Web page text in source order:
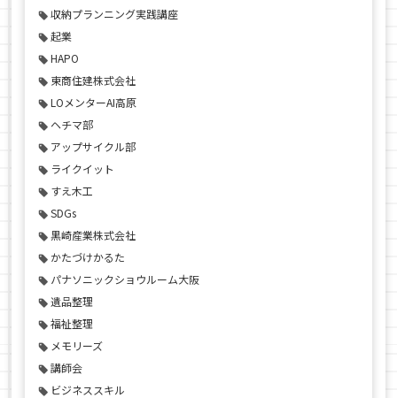
収納プランニング実践講座
起業
HAPO
東商住建株式会社
LOメンターAI高原
ヘチマ部
アップサイクル部
ライクイット
すえ木工
SDGs
黒崎産業株式会社
かたづけかるた
パナソニックショウルーム大阪
遺品整理
福祉整理
メモリーズ
講師会
ビジネススキル